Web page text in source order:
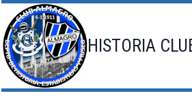
Saltar
al
contenido
HISTORIA